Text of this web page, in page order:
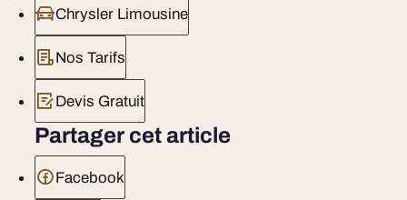
Chrysler Limousine
Nos Tarifs
Devis Gratuit
Partager cet article
Facebook